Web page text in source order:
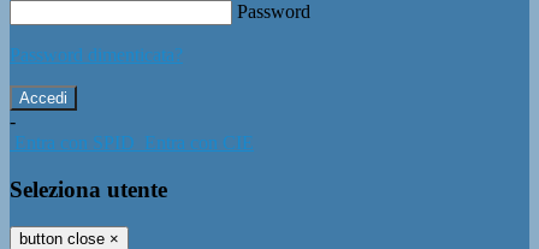
Password
Password dimenticata?
-
Entra con SPID Entra con CIE
Seleziona utente
button close ×